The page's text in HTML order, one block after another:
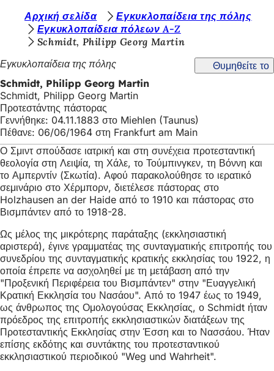
Μετάβαση στο περιεχόμενο
ί
σ
κ
ε
σ
τ
ε
ε
δ
ώ
:
Αρχική σελίδα
Εγκυκλοπαίδεια της πόλης
Εγκυκλοπαίδεια πόλεων A-Z
Schmidt, Philipp Georg Martin
Εγκυκλοπαίδεια της πόλης
Θυμηθείτε το
Schmidt, Philipp Georg Martin
Schmidt, Philipp Georg Martin
Προτεστάντης πάστορας
Γεννήθηκε: 04.11.1883 στο Miehlen (Taunus)
Πέθανε: 06/06/1964 στη Frankfurt am Main
Ο Σμιντ σπούδασε ιατρική και στη συνέχεια προτεσταντική
θεολογία στη Λειψία, τη Χάλε, το Τούμπινγκεν, τη Βόννη και
το Αμπερντίν (Σκωτία). Αφού παρακολούθησε το ιερατικό
σεμινάριο στο Χέρμπορν, διετέλεσε πάστορας στο
Holzhausen an der Haide από το 1910 και πάστορας στο
Βισμπάντεν από το 1918-28.
Ως μέλος της μικρότερης παράταξης (εκκλησιαστική
αριστερά), έγινε γραμματέας της συνταγματικής επιτροπής του
συνεδρίου της συνταγματικής κρατικής εκκλησίας του 1922, η
οποία έπρεπε να ασχοληθεί με τη μετάβαση από την
"Προξενική Περιφέρεια του Βισμπάντεν" στην "Ευαγγελική
Κρατική Εκκλησία του Νασάου". Από το 1947 έως το 1949,
ως άνθρωπος της Ομολογούσας Εκκλησίας, ο Schmidt ήταν
πρόεδρος της επιτροπής εκκλησιαστικών διατάξεων της
Προτεσταντικής Εκκλησίας στην Έσση και το Νασσάου. Ήταν
επίσης εκδότης και συντάκτης του προτεσταντικού
εκκλησιαστικού περιοδικού "Weg und Wahrheit".